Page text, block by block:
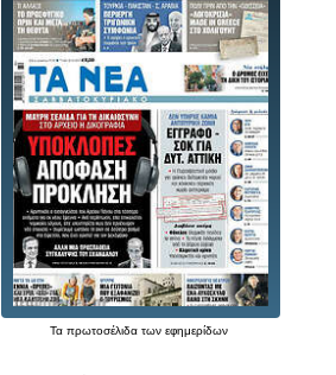
Τα πρωτοσέλιδα των εφημερίδων